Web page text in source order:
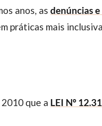
anos, asdenúncias e
práticas mais
que a LEI Nº